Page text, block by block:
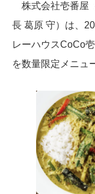
株式会社壱番屋
長 葛原 守）は、
レーハウスCoCo
を数量限定メニュ